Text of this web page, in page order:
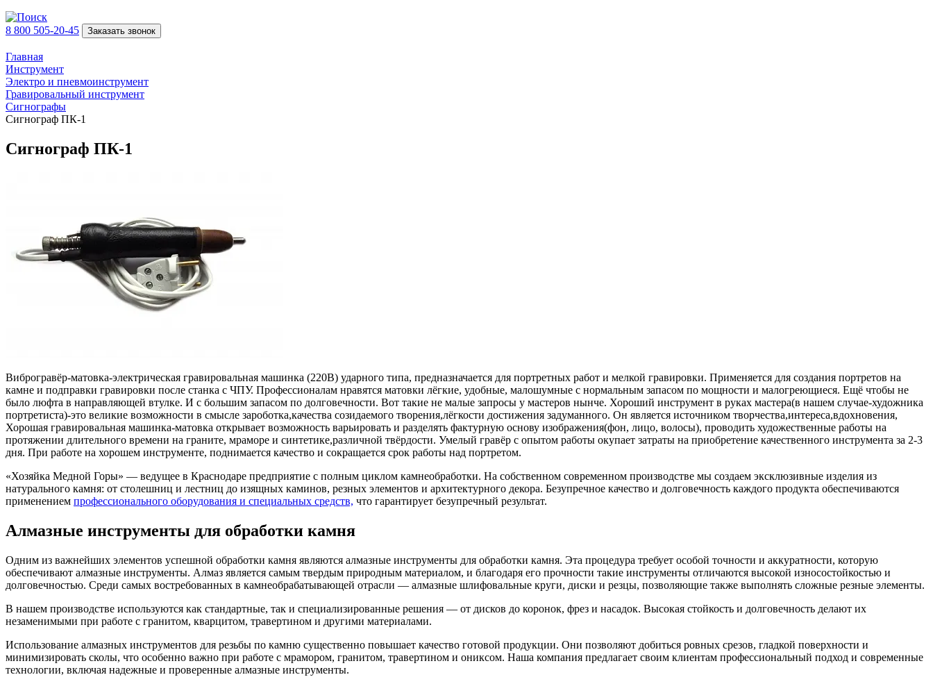
8 800 505-20-45 Заказать звонок
Главная
Инструмент
Электро и пневмоинструмент
Гравировальный инструмент
Сигнографы
Сигнограф ПК-1
Сигнограф ПК-1
Виброгравёр-матовка-электрическая гравировальная машинка (220В) ударного типа, предназначается для портретных работ и мелкой гравировки. Применяется для создания портретов на
камне и подправки гравировки после станка с ЧПУ. Профессионалам нравятся матовки лёгкие, удобные, малошумные с нормальным запасом по мощности и малогреющиеся. Ещё чтобы не
было люфта в направляющей втулке. И с большим запасом по долговечности. Вот такие не малые запросы у мастеров нынче. Хороший инструмент в руках мастера(в нашем случае-художника
портретиста)-это великие возможности в смысле зароботка,качества созидаемого творения,лёгкости достижения задуманного. Он является источником творчества,интереса,вдохновения,
Хорошая гравировальная машинка-матовка открывает возможность варьировать и разделять фактурную основу изображения(фон, лицо, волосы), проводить художественные работы на
протяжении длительного времени на граните, мраморе и синтетике,различной твёрдости. Умелый гравёр с опытом работы окупает затраты на приобретение качественного инструмента за 2-3
дня. При работе на хорошем инструменте, поднимается качество и сокращается срок работы над портретом.
«Хозяйка Медной Горы» — ведущее в Краснодаре предприятие с полным циклом камнеобработки. На собственном современном производстве мы создаем эксклюзивные изделия из
натурального камня: от столешниц и лестниц до изящных каминов, резных элементов и архитектурного декора. Безупречное качество и долговечность каждого продукта обеспечиваются
применением профессионального оборудования и специальных средств, что гарантирует безупречный результат.
Алмазные инструменты для обработки камня
Одним из важнейших элементов успешной обработки камня являются алмазные инструменты для обработки камня. Эта процедура требует особой точности и аккуратности, которую
обеспечивают алмазные инструменты. Алмаз является самым твердым природным материалом, и благодаря его прочности такие инструменты отличаются высокой износостойкостью и
долговечностью. Среди самых востребованных в камнеобрабатывающей отрасли — алмазные шлифовальные круги, диски и резцы, позволяющие также выполнять сложные резные элементы.
В нашем производстве используются как стандартные, так и специализированные решения — от дисков до коронок, фрез и насадок. Высокая стойкость и долговечность делают их
незаменимыми при работе с гранитом, кварцитом, травертином и другими материалами.
Использование алмазных инструментов для резьбы по камню существенно повышает качество готовой продукции. Они позволяют добиться ровных срезов, гладкой поверхности и
минимизировать сколы, что особенно важно при работе с мрамором, гранитом, травертином и ониксом. Наша компания предлагает своим клиентам профессиональный подход и современные
технологии, включая надежные и проверенные алмазные инструменты.